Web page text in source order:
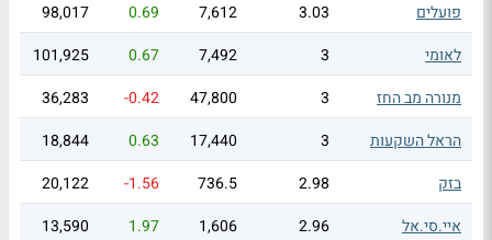
פועלים
3.03
7,612
0.69
98,017
לאומי
3
7,492
0.67
101,925
מנורה מב החז
3
47,800
-0.42
36,283
הראל השקעות
3
17,440
0.63
18,844
בזק
2.98
736.5
-1.56
20,122
איי.סי.אל
2.96
1,606
1.97
13,590